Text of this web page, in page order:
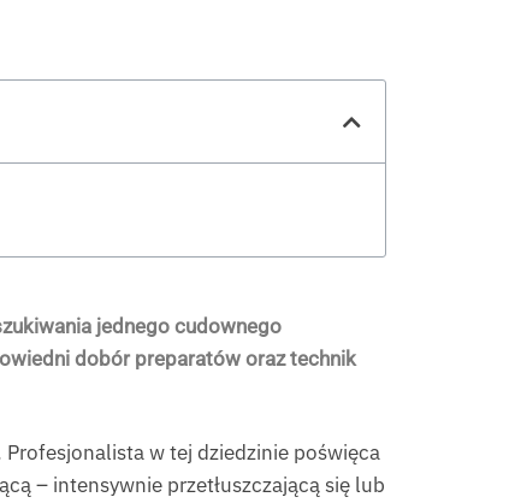
jednego cudownego
dobór preparatów oraz technik
w tej dziedzinie poświęca
– intensywnie przetłuszczającą się lub